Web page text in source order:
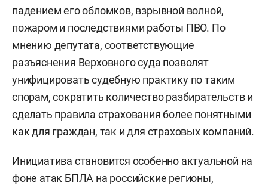
падением его обломков, взрывной волной,
пожаром и последствиями работы ПВО. По
мнению депутата, соответствующие
разъяснения Верховного суда позволят
унифицировать судебную практику по таким
спорам, сократить количество разбирательств и
сделать правила страхования более понятными
как для граждан, так и для страховых компаний.
Инициатива становится особенно актуальной на
фоне атак БПЛА на российские регионы,